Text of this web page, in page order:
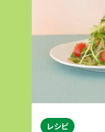
レシピ